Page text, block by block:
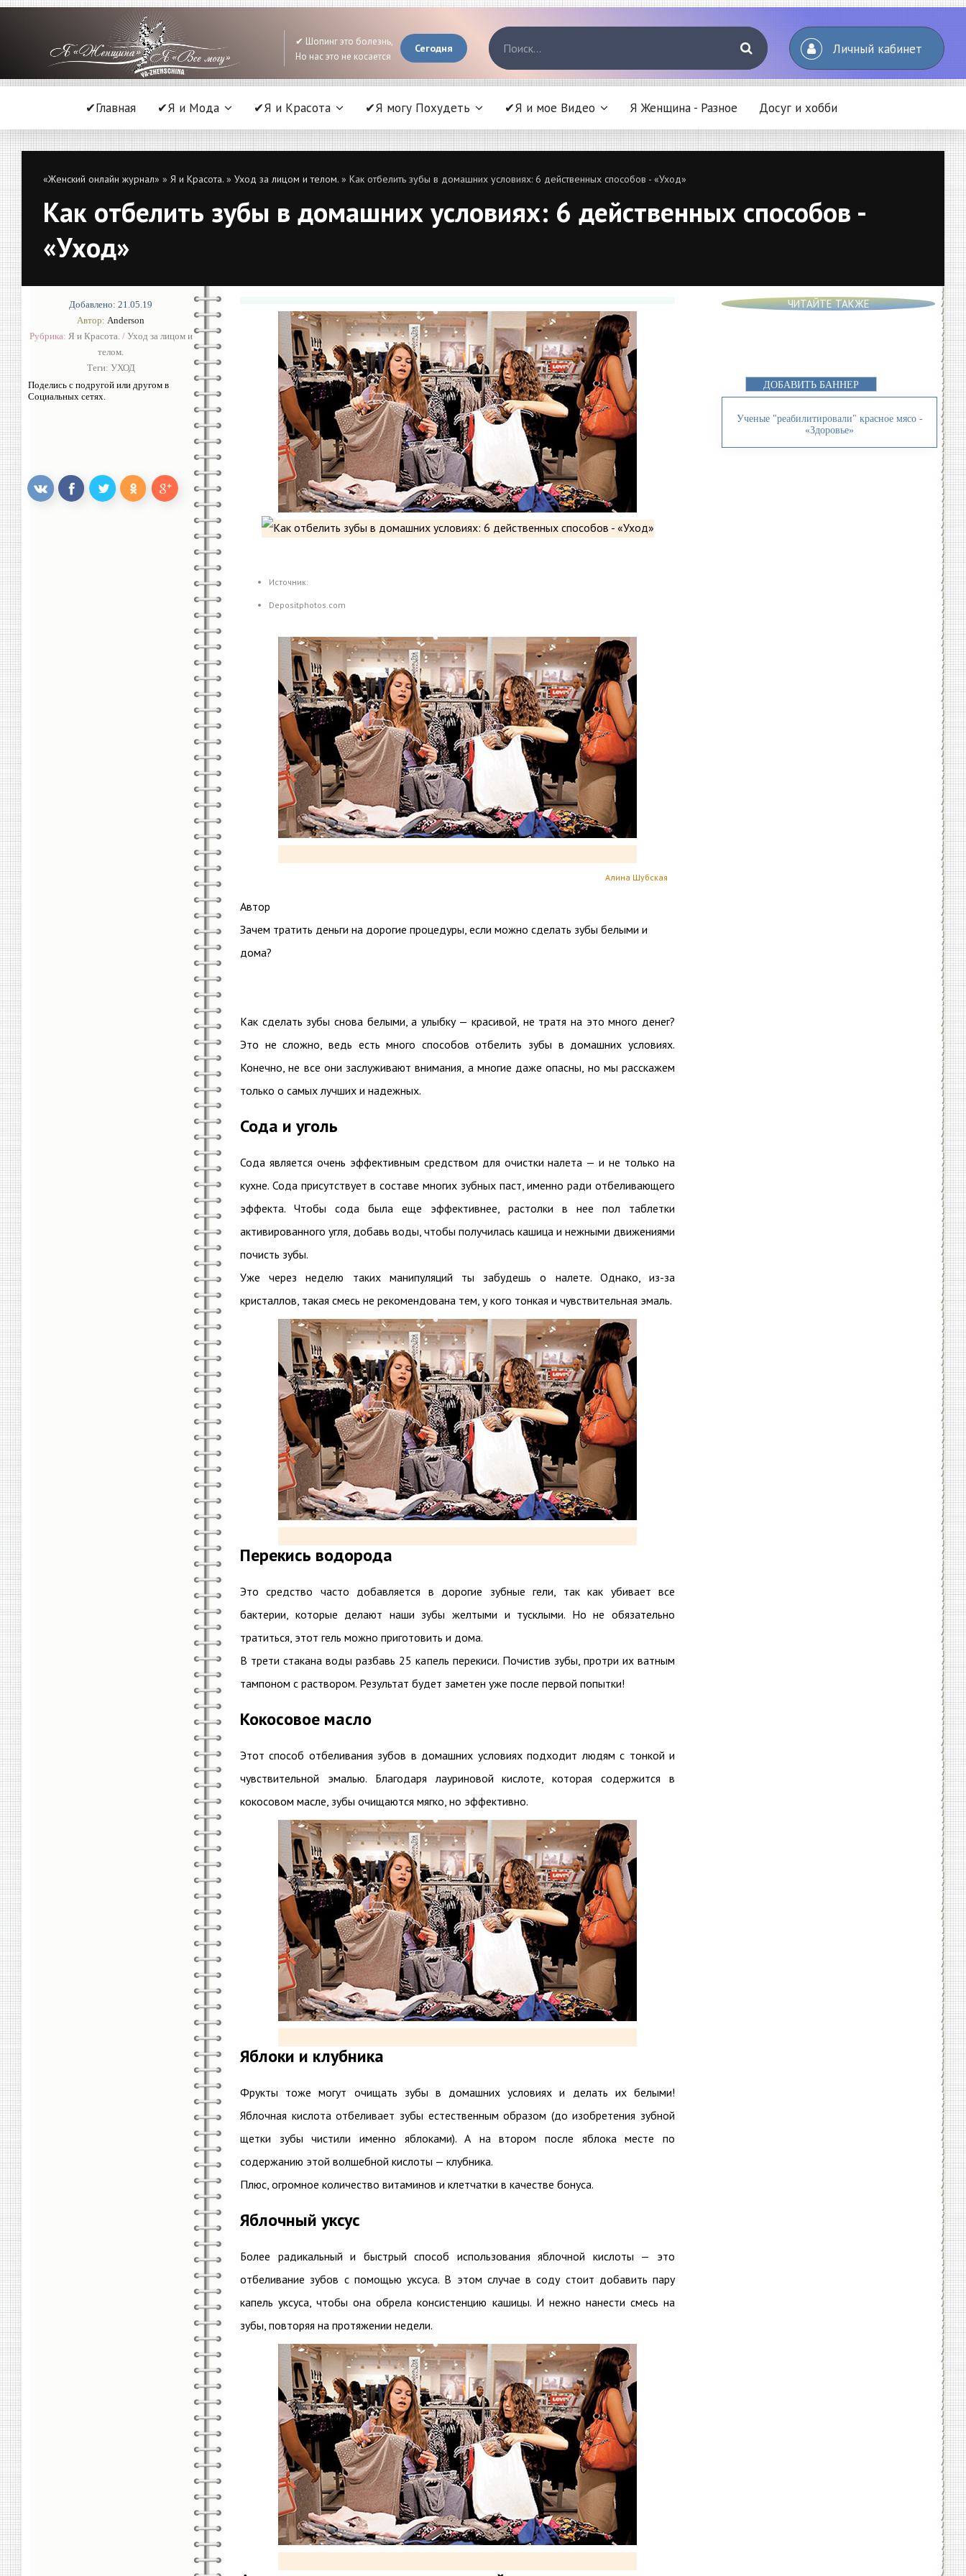
✔ Шопинг это болезнь,
Но нас это не косается
Сегодня Личный кабинет
✔Главная ✔Я и Мода ✔Я и Красота ✔Я могу Похудеть ✔Я и мое Видео Я Женщина - Разное Досуг и хобби
«Женский онлайн журнал» » Я и Красота. » Уход за лицом и телом. » Как отбелить зубы в домашних условиях: 6 действенных способов - «Уход»
Как отбелить зубы в домашних условиях: 6 действенных способов -
«Уход»
Добавлено: 21.05.19
Автор: Anderson
Рубрика: Я и Красота./ Уход за лицом и
телом.
Теги: УХОД
Поделись с подругой или другом в
Социальных сетях.
Источник:
Depositphotos.com
Алина Шубская
Автор
Зачем тратить деньги на дорогие процедуры, если можно сделать зубы белыми и
дома?
Как сделать зубы снова белыми, а улыбку — красивой, не тратя на это много денег?
Это не сложно, ведь есть много способов отбелить зубы в домашних условиях.
Конечно, не все они заслуживают внимания, а многие даже опасны, но мы расскажем
только о самых лучших и надежных.
Сода и уголь
Сода является очень эффективным средством для очистки налета — и не только на
кухне. Сода присутствует в составе многих зубных паст, именно ради отбеливающего
эффекта. Чтобы сода была еще эффективнее, растолки в нее пол таблетки
активированного угля, добавь воды, чтобы получилась кашица и нежными движениями
почисть зубы.
Уже через неделю таких манипуляций ты забудешь о налете. Однако, из-за
кристаллов, такая смесь не рекомендована тем, у кого тонкая и чувствительная эмаль.
Перекись водорода
Это средство часто добавляется в дорогие зубные гели, так как убивает все
бактерии, которые делают наши зубы желтыми и тусклыми. Но не обязательно
тратиться, этот гель можно приготовить и дома.
В трети стакана воды разбавь 25 капель перекиси. Почистив зубы, протри их ватным
тампоном с раствором. Результат будет заметен уже после первой попытки!
Кокосовое масло
Этот способ отбеливания зубов в домашних условиях подходит людям с тонкой и
чувствительной эмалью. Благодаря лауриновой кислоте, которая содержится в
кокосовом масле, зубы очищаются мягко, но эффективно.
Яблоки и клубника
Фрукты тоже могут очищать зубы в домашних условиях и делать их белыми!
Яблочная кислота отбеливает зубы естественным образом (до изобретения зубной
щетки зубы чистили именно яблоками). А на втором после яблока месте по
содержанию этой волшебной кислоты — клубника.
Плюс, огромное количество витаминов и клетчатки в качестве бонуса.
Яблочный уксус
Более радикальный и быстрый способ использования яблочной кислоты — это
отбеливание зубов с помощью уксуса. В этом случае в соду стоит добавить пару
капель уксуса, чтобы она обрела консистенцию кашицы. И нежно нанести смесь на
зубы, повторяя на протяжении недели.
ЧИТАЙТЕ ТАКЖЕ
ДОБАВИТЬ БАННЕР
Ученые "реабилитировали" красное мясо -
«Здоровье»